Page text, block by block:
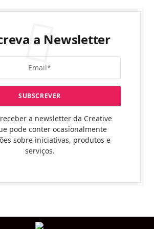
a Newsletter
a newsletter da Creative
pode conter ocasionalmente
sobre iniciativas, produtos e
serviços.